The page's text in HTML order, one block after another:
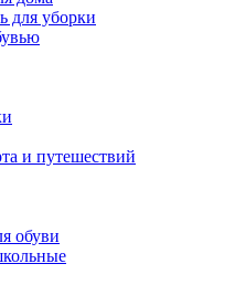
для уборки
и путешествий
обуви